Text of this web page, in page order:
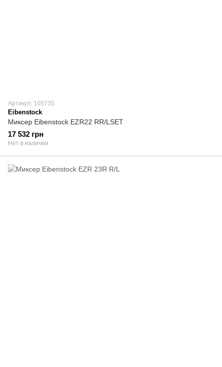
Артикул: 105735
Eibenstock
Миксер Eibenstock EZR22 RR/LSET
17 532 грн
Нет в наличии